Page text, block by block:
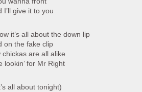
give it to you
it’s all about the down lip
on the fake clip
chickas are all alike
lookin’ for Mr Right
all about tonight)